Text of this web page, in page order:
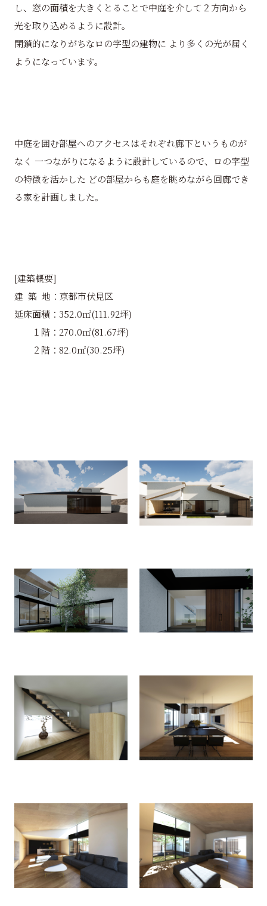
し、窓の面積を大きくとることで中庭を介して２方向から
光を取り込めるように設計。
閉鎖的になりがちなロの字型の建物に より多くの光が届く
ようになっています。
中庭を囲む部屋へのアクセスはそれぞれ廊下というものが
なく 一つながりになるように設計しているので、ロの字型
の特徴を活かした どの部屋からも庭を眺めながら回廊でき
る家を計画しました。
[建築概要]
建 築 地：京都市伏見区
延床面積：352.0㎡(111.92坪)
１階：270.0㎡(81.67坪)
２階：82.0㎡(30.25坪)